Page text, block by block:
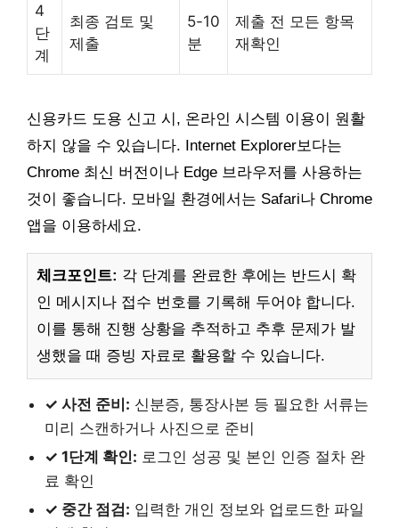
4
단
계
최종 검토 및
제출
5-10
분
제출 전 모든 항목
재확인
신용카드 도용 신고 시, 온라인 시스템 이용이 원활
하지 않을 수 있습니다. Internet Explorer보다는
Chrome 최신 버전이나 Edge 브라우저를 사용하는
것이 좋습니다. 모바일 환경에서는 Safari나 Chrome
앱을 이용하세요.
체크포인트: 각 단계를 완료한 후에는 반드시 확
인 메시지나 접수 번호를 기록해 두어야 합니다.
이를 통해 진행 상황을 추적하고 추후 문제가 발
생했을 때 증빙 자료로 활용할 수 있습니다.
✓ 사전 준비: 신분증, 통장사본 등 필요한 서류는
미리 스캔하거나 사진으로 준비
✓ 1단계 확인: 로그인 성공 및 본인 인증 절차 완
료 확인
✓ 중간 점검: 입력한 개인 정보와 업로드한 파일